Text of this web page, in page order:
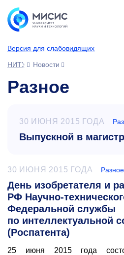
Версия для слабовидящих
НИТУ МИСИС
Новости
Разное
30 ИЮНЯ 2015 ГОДА
Выпускной в
30 ИЮНЯ 2015 ГОДА Разное
День изобретателя и
РФ Научно-
Федеральной службы
по интеллектуальной
(Роспатента)
25 июня 2015 года